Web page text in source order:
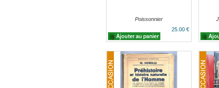
Poissonnier
25.00 €